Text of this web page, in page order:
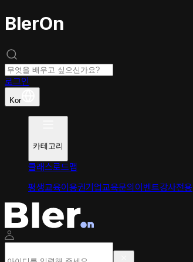
BlerOn
로그인
Kor
카테고리
클래스로드맵
평생교육이용권기업교육문의 이벤트강사전용